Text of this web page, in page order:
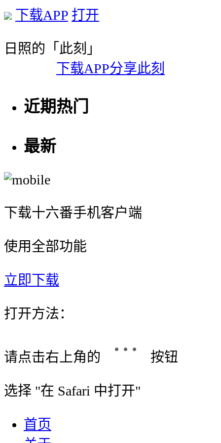
下载APP 打开
日照的「此刻」
下载APP分享此刻
近期热门
最新
下载十六番手机客户端
使用全部功能
立即下载
打开方法：
请点击右上角的 按钮
选择 "在 Safari 中打开"
首页